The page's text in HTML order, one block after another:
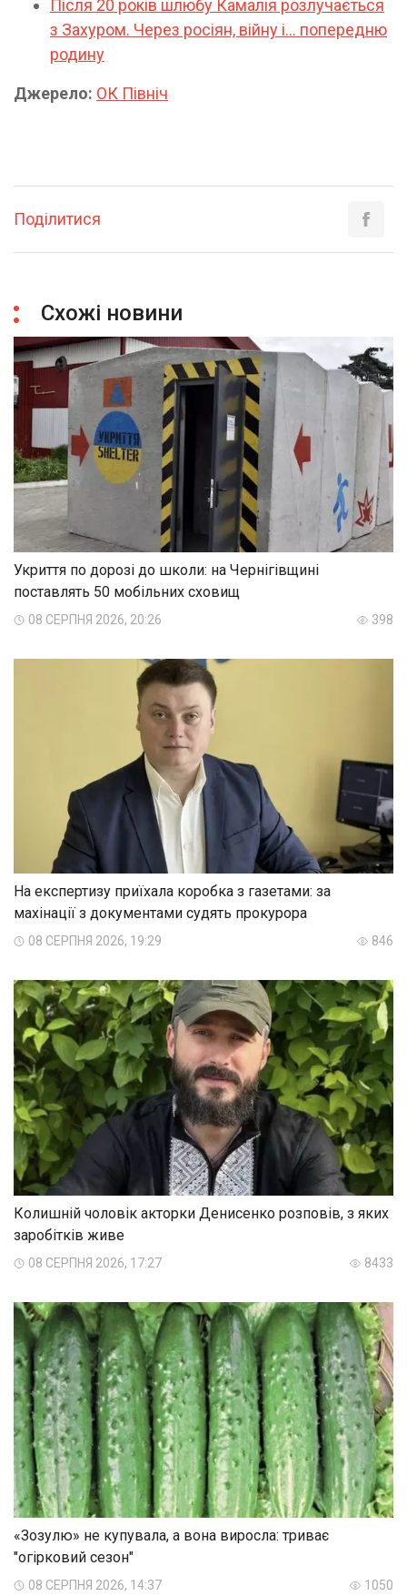
Після 20 років шлюбу Камалія розлучається
з Захуром. Через росіян, війну і… попередню
родину
Джерело: ОК Північ
Поділитися
Схожі новини
Укриття по дорозі до школи: на Чернігівщині
поставлять 50 мобільних сховищ
08 СЕРПНЯ 2026, 20:26 398
На експертизу приїхала коробка з газетами: за
махінації з документами судять прокурора
08 СЕРПНЯ 2026, 19:29 846
Колишній чоловік акторки Денисенко розповів, з яких
заробітків живе
08 СЕРПНЯ 2026, 17:27 8433
«Зозулю» не купувала, а вона виросла: триває
"огірковий сезон"
08 СЕРПНЯ 2026, 14:37 1050